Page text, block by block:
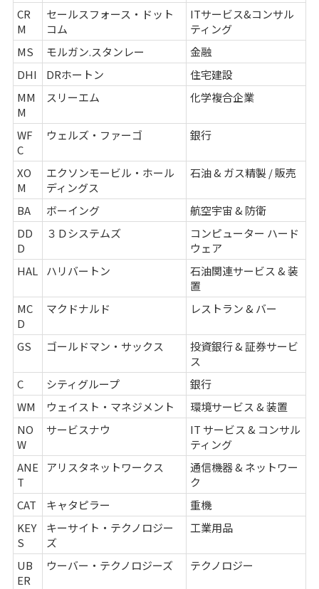
CR
M
セールスフォース・ドット
コム
ITサービス&コンサル
ティング
MS
モルガン.スタンレー
金融
DHI
DRホートン
住宅建設
MM
M
スリーエム 化学複合企業
WF
C
ウェルズ・ファーゴ 銀行
XO
M
エクソンモービル・ホール
ディングス
石油 & ガス精製 / 販売
BA ボーイング
航空宇宙 & 防衛
DD
D
３Ｄシステムズ
コンピューター ハード
ウェア
HAL
ハリバートン
石油関連サービス & 装
置
MC
D
マクドナルド レストラン & バー
GS ゴールドマン・サックス
投資銀行 & 証券サービ
ス
C
シティグループ
銀行
WM
ウェイスト・マネジメント
環境サービス & 装置
NO
W
サービスナウ
IT サービス & コンサル
ティング
ANE
T
アリスタネットワークス
通信機器 & ネットワー
ク
CAT
キャタピラー
重機
KEY
S
キーサイト・テクノロジー
ズ
工業用品
UB
ER
ウーバー・テクノロジーズ テクノロジー